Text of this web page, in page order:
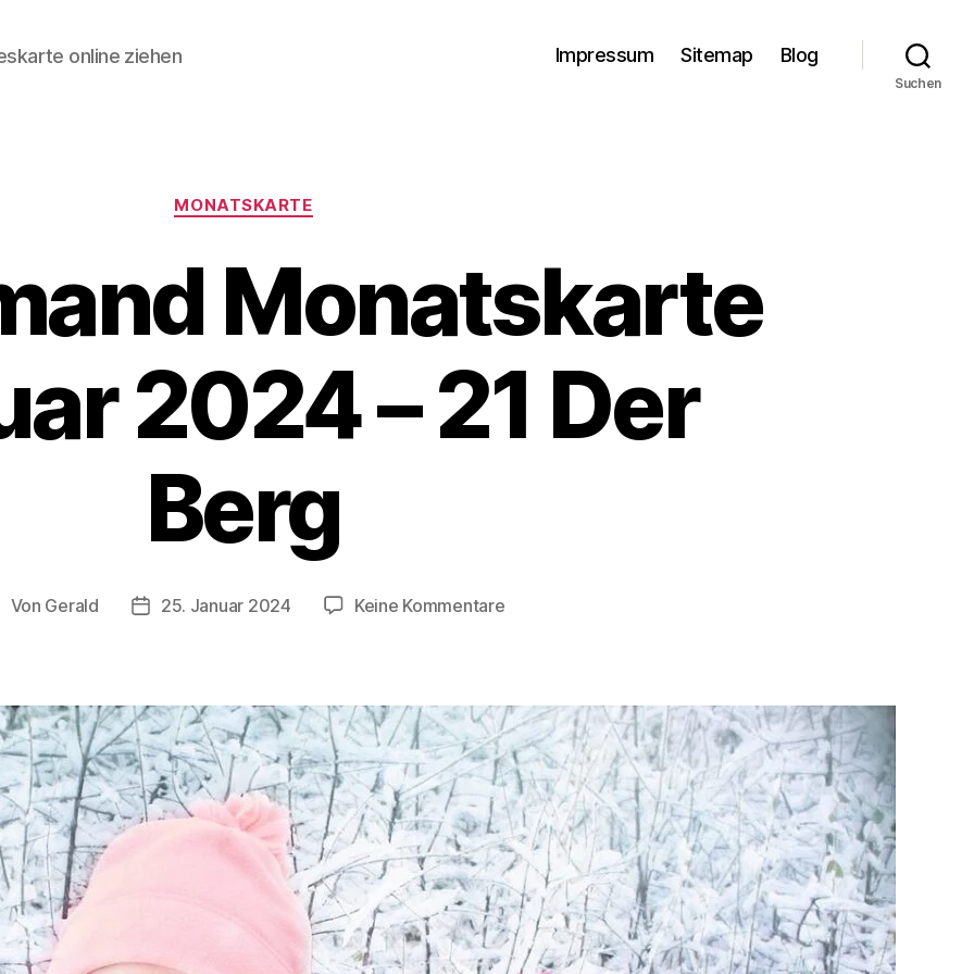
online ziehen Impressum Sitemap Blog
Suchen
Kategorien
MONATSKARTE
Monatskarte
2024 – 21 Der
Berg
Von Gerald Veröffentlichungsdatum
25. Januar 2024 Keine Kommentarezu
2024
–
21
Der
Berg